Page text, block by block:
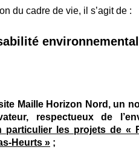
du cadre de vie, il s’agit de :
Maille Horizon Nord, un
respectueux de
particulier les projets de «
Heurts » ;